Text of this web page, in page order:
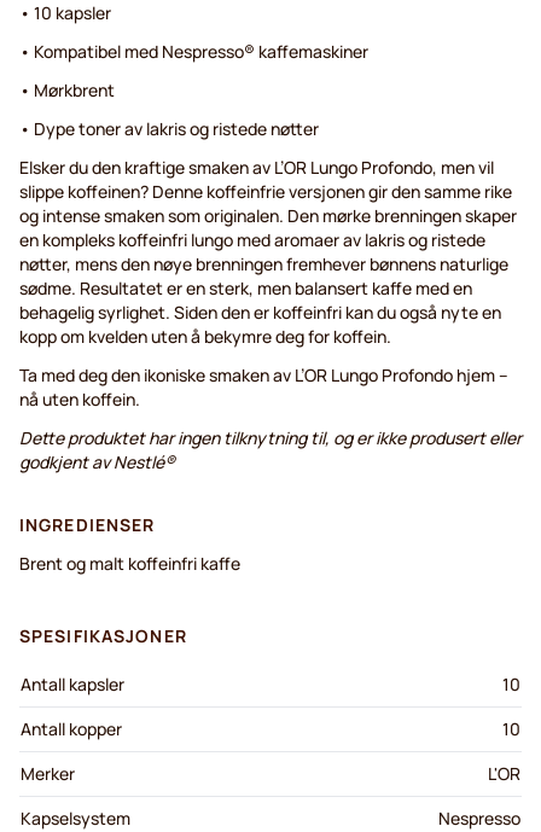
• 10 kapsler
• Kompatibel med Nespresso® kaffemaskiner
• Mørkbrent
• Dype toner av lakris og ristede nøtter
Elsker du den kraftige smaken av L’OR Lungo Profondo, men vil
slippe koffeinen? Denne koffeinfrie versjonen gir den samme rike
og intense smaken som originalen. Den mørke brenningen skaper
en kompleks koffeinfri lungo med aromaer av lakris og ristede
nøtter, mens den nøye brenningen fremhever bønnens naturlige
sødme. Resultatet er en sterk, men balansert kaffe med en
behagelig syrlighet. Siden den er koffeinfri kan du også nyte en
kopp om kvelden uten å bekymre deg for koffein.
Ta med deg den ikoniske smaken av L’OR Lungo Profondo hjem –
nå uten koffein.
Dette produktet har ingen tilknytning til, og er ikke produsert eller
godkjent av Nestlé®
INGREDIENSER
Brent og malt koffeinfri kaffe
SPESIFIKASJONER
Antall kapsler
10
Antall kopper
10
Merker
L'OR
Kapselsystem
Nespresso